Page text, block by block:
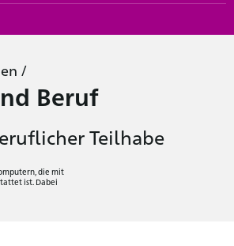
/
Beruf
Teilhabe